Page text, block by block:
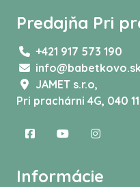
Predajňa Pri
+421 917 573 190
info@babetkovo.sk
JAMET s.r.o,
Pri prachárni 4G, 040
Informácie